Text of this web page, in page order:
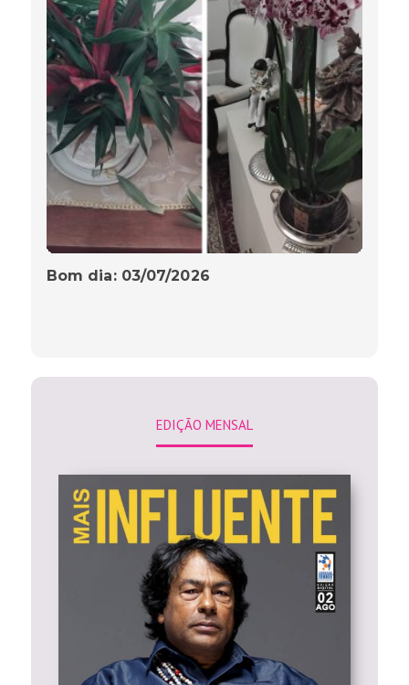
Bom dia: 03/07/2026
EDIÇÃO MENSAL